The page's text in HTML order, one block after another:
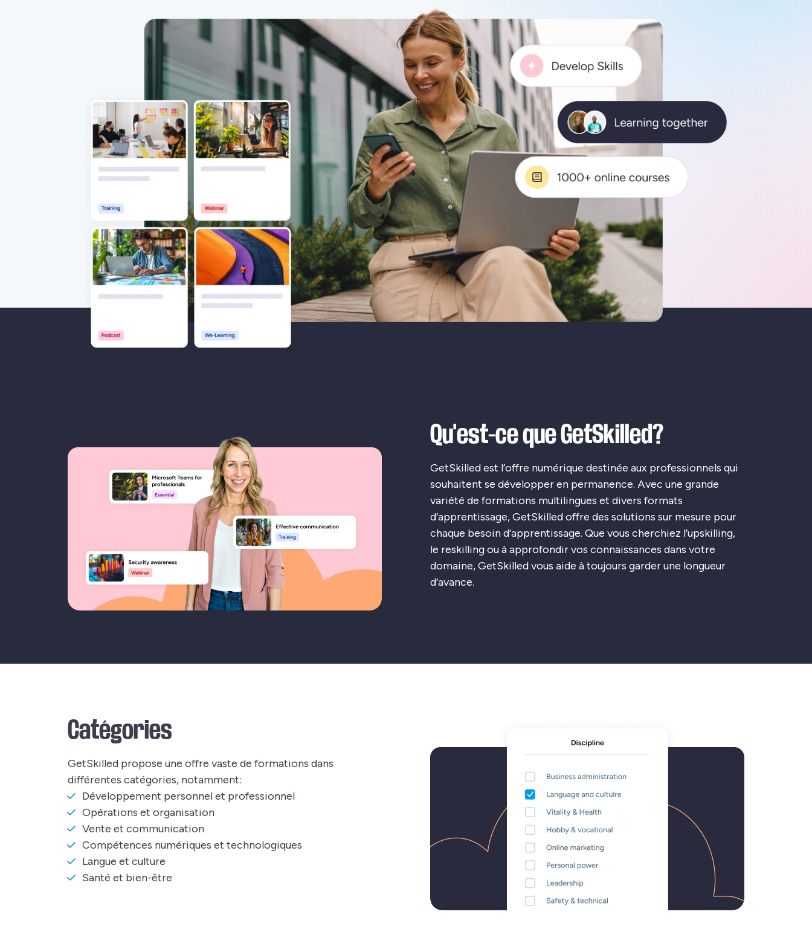
Qu'est-ce que GetSkilled?
GetSkilled est l’offre numérique destinée aux professionnels qui
souhaitent se développer en permanence. Avec une grande
variété de formations multilingues et divers formats
d’apprentissage, GetSkilled offre des solutions sur mesure pour
chaque besoin d’apprentissage. Que vous cherchiez l’upskilling,
le reskilling ou à approfondir vos connaissances dans votre
domaine, GetSkilled vous aide à toujours garder une longueur
d’avance.
Catégories
GetSkilled propose une offre vaste de formations dans
différentes catégories, notamment:
Développement personnel et professionnel
Opérations et organisation
Vente et communication
Compétences numériques et technologiques
Langue et culture
Santé et bien-être